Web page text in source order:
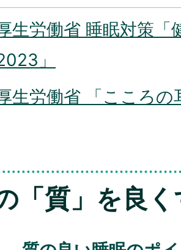
生労働省 睡眠対策
」
生労働省 「こころ
「質」を良